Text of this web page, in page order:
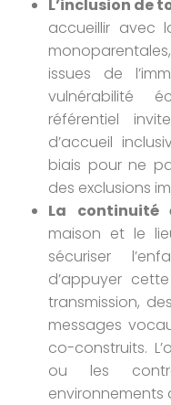
L’inclusion de
accueillir avec
issues de
vulnérabilité
référentiel
d’accueil
biais pour ne
des exclusions
La continuité
maison et le
sécuriser
d’appuyer
transmission,
messages
co-construits.
ou les
environnements